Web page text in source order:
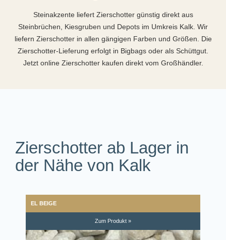
Steinakzente liefert Zierschotter günstig direkt aus
Steinbrüchen, Kiesgruben und Depots im Umkreis Kalk. Wir
liefern Zierschotter in allen gängigen Farben und Größen. Die
Zierschotter-Lieferung erfolgt in Bigbags oder als Schüttgut.
Jetzt online Zierschotter kaufen direkt vom Großhändler.
Zierschotter ab Lager in
der Nähe von Kalk
EL BEIGE
Zum Produkt »